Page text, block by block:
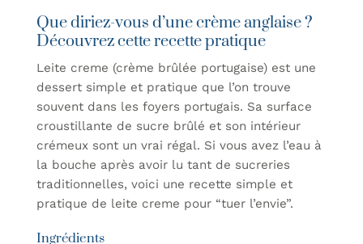
Que diriez-vous d’une crème anglaise ?
Découvrez cette recette pratique
Leite creme (crème brûlée portugaise) est une
dessert simple et pratique que l’on trouve
souvent dans les foyers portugais. Sa surface
croustillante de sucre brûlé et son intérieur
crémeux sont un vrai régal. Si vous avez l’eau à
la bouche après avoir lu tant de sucreries
traditionnelles, voici une recette simple et
pratique de leite creme pour “tuer l’envie”.
Ingrédients